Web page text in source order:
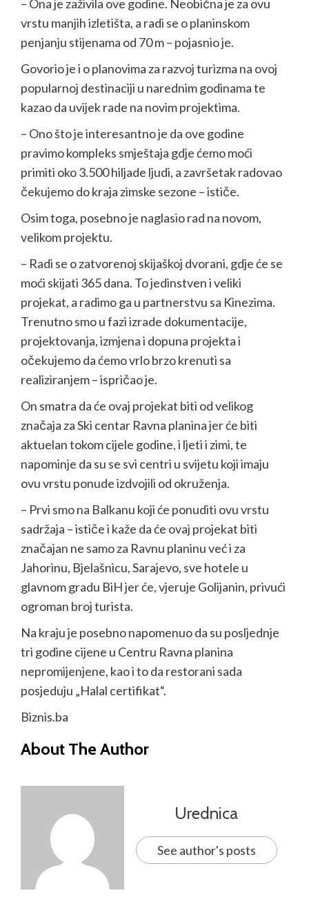
– Ona je zaživila ove godine. Neobična je za ovu
vrstu manjih izletišta, a radi se o planinskom
penjanju stijenama od 70 m – pojasnio je.
Govorio je i o planovima za razvoj turizma na ovoj
popularnoj destinaciji u narednim godinama te
kazao da uvijek rade na novim projektima.
– Ono što je interesantno je da ove godine
pravimo kompleks smještaja gdje ćemo moći
primiti oko 3.500 hiljade ljudi, a završetak radovao
čekujemo do kraja zimske sezone – ističe.
Osim toga, posebno je naglasio rad na novom,
velikom projektu.
– Radi se o zatvorenoj skijaškoj dvorani, gdje će se
moći skijati 365 dana. To jedinstven i veliki
projekat, a radimo ga u partnerstvu sa Kinezima.
Trenutno smo u fazi izrade dokumentacije,
projektovanja, izmjena i dopuna projekta i
očekujemo da ćemo vrlo brzo krenuti sa
realiziranjem – ispričao je.
On smatra da će ovaj projekat biti od velikog
značaja za Ski centar Ravna planina jer će biti
aktuelan tokom cijele godine, i ljeti i zimi, te
napominje da su se svi centri u svijetu koji imaju
ovu vrstu ponude izdvojili od okruženja.
– Prvi smo na Balkanu koji će ponuditi ovu vrstu
sadržaja – ističe i kaže da će ovaj projekat biti
značajan ne samo za Ravnu planinu već i za
Jahorinu, Bjelašnicu, Sarajevo, sve hotele u
glavnom gradu BiH jer će, vjeruje Golijanin, privući
ogroman broj turista.
Na kraju je posebno napomenuo da su posljednje
tri godine cijene u Centru Ravna planina
nepromijenjene, kao i to da restorani sada
posjeduju „Halal certifikat“.
Biznis.ba
About The Author
Urednica
See author's posts